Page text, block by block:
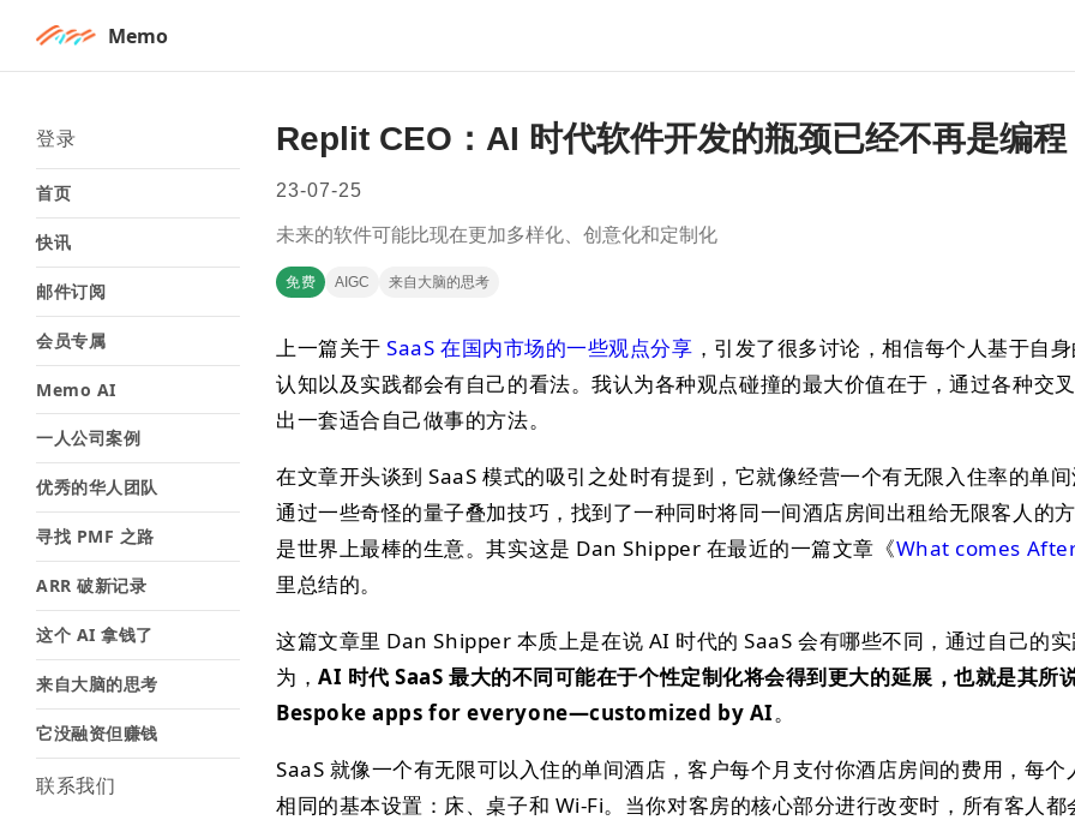
Memo
登录
首页
快讯
邮件订阅
会员专属
Memo AI
一人公司案例
优秀的华人团队
寻找 PMF 之路
ARR 破新记录
这个 AI 拿钱了
来自大脑的思考
它没融资但赚钱
联系我们
Replit CEO：AI 时代软件开发的瓶颈已经不再是编程
23-07-25
未来的软件可能比现在更加多样化、创意化和定制化
免费 AIGC 来自大脑的思考
上一篇关于 SaaS 在国内市场的一些观点分享 ，引发了很多讨论，相信每个人基于自
认知以及实践都会有自己的看法。我认为各种观点碰撞的最大价值在于，通过各种交
出一套适合自己做事的方法。
在文章开头谈到 SaaS 模式的吸引之处时有提到，它就像经营一个有无限入住率的单
通过一些奇怪的量子叠加技巧，找到了一种同时将同一间酒店房间出租给无限客人的
是世界上最棒的生意。其实这是 Dan Shipper 在最近的一篇文章《What comes
里总结的。
这篇文章里 Dan Shipper 本质上是在说 AI 时代的 SaaS 会有哪些不同，通过自己的
为，AI 时代 SaaS 最大的不同可能在于个性定制化将会得到更大的延展，也就是其所
Bespoke apps for everyone—customized by AI。
SaaS 就像一个有无限可以入住的单间酒店，客户每个月支付你酒店房间的费用，每个
相同的基本设置：床、桌子和 Wi-Fi。当你对客房的核心部分进行改变时，所有客人都